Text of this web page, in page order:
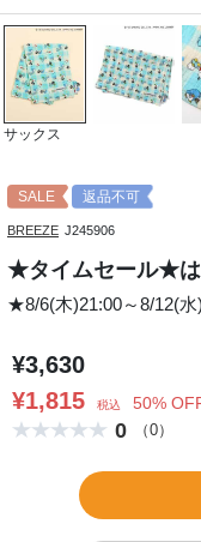
サックス
SALE 返品不可
BREEZE J245906
★タイムセール★は
★8/6(木)21:00～8/12(
¥3,630
¥1,815
税込 50%
0 （0）